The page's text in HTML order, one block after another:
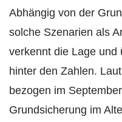
Abhängig von der
solche Szenarien als
verkennt die Lage und
hinter den Zahlen.
bezogen im
Grundsicherung im